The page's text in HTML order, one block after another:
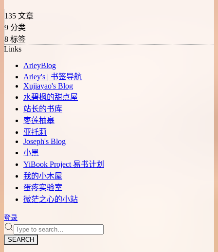
135 文章
9 分类
8 标签
Links
ArleyBlog
Arley's | 书签导航
Xujiayao's Blog
水碧枫的甜点屋
站长的书库
枣莲柚皋
亚托莉
Joseph's Blog
小黑
YiBook Project 易书计划
我的小木屋
蛋疼实验室
微茫之心的小站
登录
SEARCH